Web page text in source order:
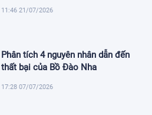
11:46 21/07/2026
Phân tích 4 nguyên nhân dẫn đến
thất bại của Bồ Đào Nha
17:28 07/07/2026